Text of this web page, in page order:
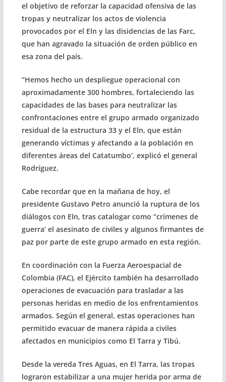
el objetivo de reforzar la capacidad ofensiva de las
tropas y neutralizar los actos de violencia
provocados por el Eln y las disidencias de las Farc,
que han agravado la situación de orden público en
esa zona del país.
“Hemos hecho un despliegue operacional con
aproximadamente 300 hombres, fortaleciendo las
capacidades de las bases para neutralizar las
confrontaciones entre el grupo armado organizado
residual de la estructura 33 y el Eln, que están
generando víctimas y afectando a la población en
diferentes áreas del Catatumbo’, explicó el general
Rodríguez.
Cabe recordar que en la mañana de hoy, el
presidente Gustavo Petro anunció la ruptura de los
diálogos con Eln, tras catalogar como “crímenes de
guerra’ el asesinato de civiles y algunos firmantes de
paz por parte de este grupo armado en esta región.
En coordinación con la Fuerza Aeroespacial de
Colombia (FAC), el Ejército también ha desarrollado
operaciones de evacuación para trasladar a las
personas heridas en medio de los enfrentamientos
armados. Según el general, estas operaciones han
permitido evacuar de manera rápida a civiles
afectados en municipios como El Tarra y Tibú.
Desde la vereda Tres Aguas, en El Tarra, las tropas
lograron estabilizar a una mujer herida por arma de